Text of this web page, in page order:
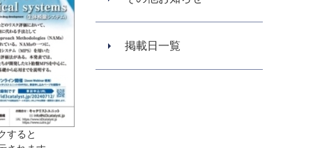
すると
掲載日一覧